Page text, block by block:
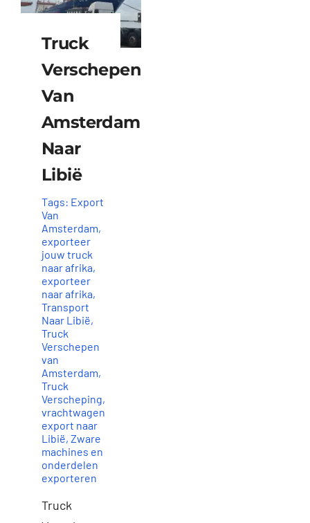
Truck
Verschepen
Van
Amsterdam
Naar
Libië
Tags: Export
Van
Amsterdam,
exporteer
jouw truck
naar afrika,
exporteer
naar afrika,
Transport
Naar Libië,
Truck
Verschepen
van
Amsterdam,
Truck
Verscheping,
vrachtwagen
export naar
Libië, Zware
machines en
onderdelen
exporteren
Truck